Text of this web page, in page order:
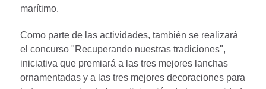
marítimo.
Como parte de las actividades, también se realizará
el concurso "Recuperando nuestras tradiciones",
iniciativa que premiará a las tres mejores lanchas
ornamentadas y a las tres mejores decoraciones para